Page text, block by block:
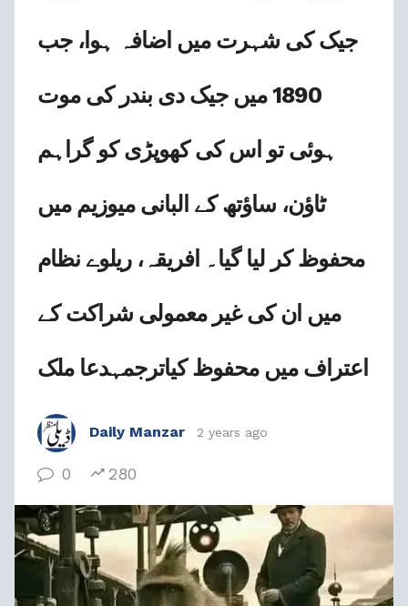
جیک کی شہرت میں اضافہ ہوا، جب
1890 میں جیک دی بندر کی موت
ہوئی تو اس کی کھوپڑی کو گراہم
ٹاؤن، ساؤتھ کے البانی میوزیم میں
محفوظ کر لیا گیا۔ افریقہ، ریلوے نظام
میں ان کی غیر معمولی شراکت کے
اعتراف میں محفوظ کیاترجمہدعا ملک
Daily Manzar 2 years ago
0 280